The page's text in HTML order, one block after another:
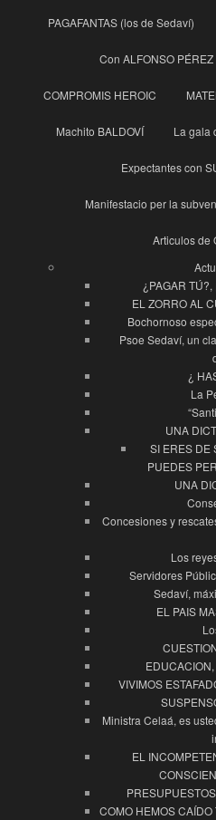
PAGAFANTAS (los de Sedaví)
Con ALFONSO PÉREZ
COMPROMIS HEROIC
Machito BALDOVÍ La gala
Expectantes con
Manifestacio per la
Articulos de
¿PAGAR TÚ?,
EL ZORRO AL
Bochornoso
Psoe Sedaví, un
¿
La
UNA
SI ERES
PUEDES
UNA
Concesiones y
Los
Servidores
Sedaví,
EL PAIS
VIVIMOS
Ministra Celaá, es
EL
COMO HEMOS